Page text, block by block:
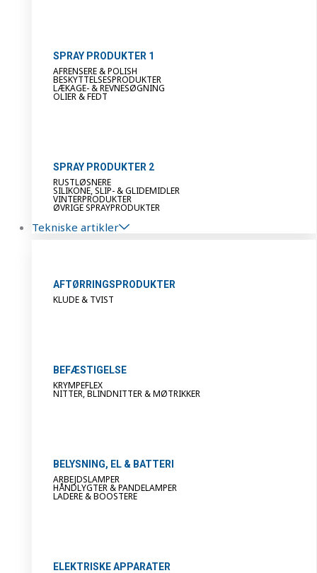
SPRAY PRODUKTER 1
AFRENSERE & POLISH
BESKYTTELSESPRODUKTER
LÆKAGE- & REVNESØGNING
OLIER & FEDT
SPRAY PRODUKTER 2
RUSTLØSNERE
SILIKONE, SLIP- & GLIDEMIDLER
VINTERPRODUKTER
ØVRIGE SPRAYPRODUKTER
Tekniske artikler
AFTØRRINGSPRODUKTER
KLUDE & TVIST
BEFÆSTIGELSE
KRYMPEFLEX
NITTER, BLINDNITTER & MØTRIKKER
BELYSNING, EL & BATTERI
ARBEJDSLAMPER
HÅNDLYGTER & PANDELAMPER
LADERE & BOOSTERE
ELEKTRISKE APPARATER